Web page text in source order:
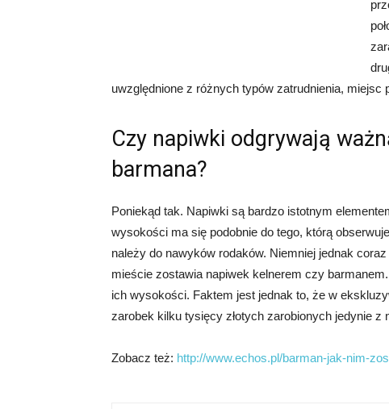
uwzględnione z różnych typów zatrudnienia,
Czy napiwki odgrywają
barmana?
Poniekąd tak. Napiwki są bardzo istotnym
wysokości ma się podobnie do tego, którą
należy do nawyków rodaków. Niemniej jednak
mieście zostawia napiwek kelnerem czy
ich wysokości. Faktem jest jednak to, że w
zarobek kilku tysięcy złotych zarobionych jedynie z
Zobacz też: http://www.echos.pl/barman-jak-nim-